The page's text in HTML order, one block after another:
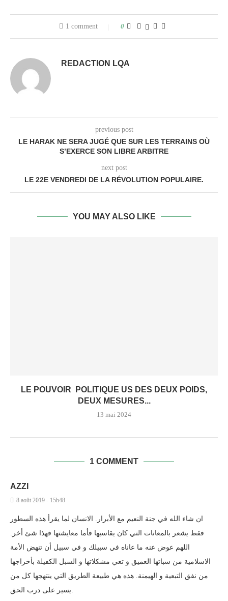
1 comment 0
REDACTION LQA
previous post
LE HARAK NE SERA JUGÉ QUE SUR LES TERRAINS OÙ
S’EXERCE SON LIBRE ARBITRE
next post
LE 22E VENDREDI DE LA RÉVOLUTION POPULAIRE.
YOU MAY ALSO LIKE
LE POUVOIR POLITIQUE US DES DEUX POIDS,
DEUX MESURES...
13 mai 2024
1 COMMENT
AZZI
8 août 2019 - 15h48
ان شاء الله في جنة النعيم مع الأبرار. الانسان لما يقرأ هذه السطور
فقط يشعر بالمعانات التي كان يقاسيها فأما معايشتها فهذا شئ أخر.
اللهم عوض عنه ما عاناه في سبيلك و في سبيل أن تنهض الأمة
الاسلامية من سباتها العميق و تعي مشكلاتها و السبل الكفيلة بأخراجها
من نفق التبعية و الهيمنة. هذه هي طبيعة الطريق التي ينتهجها كل من
يسير على درب الحق.